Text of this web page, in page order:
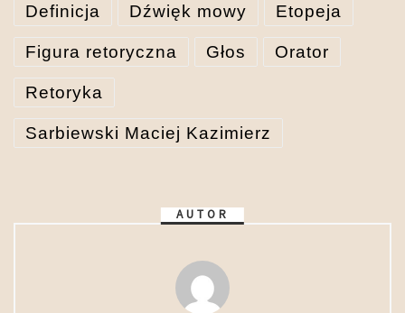
Definicja Dźwięk mowy Etopeja
Figura retoryczna Głos Orator
Retoryka
Sarbiewski Maciej Kazimierz
AUTOR